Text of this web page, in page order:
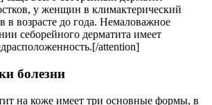
у женщин в климактерический
в возрасте до года. Немаловажное
себорейного дерматита имеет
attention]
болезни
на коже имеет три основные формы, в